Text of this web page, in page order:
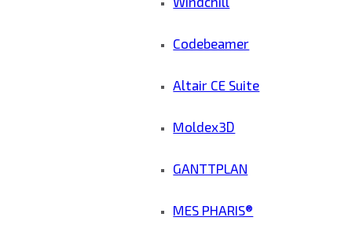
Codebeamer
Altair CE Suite
Moldex3D
GANTTPLAN
MES PHARIS®